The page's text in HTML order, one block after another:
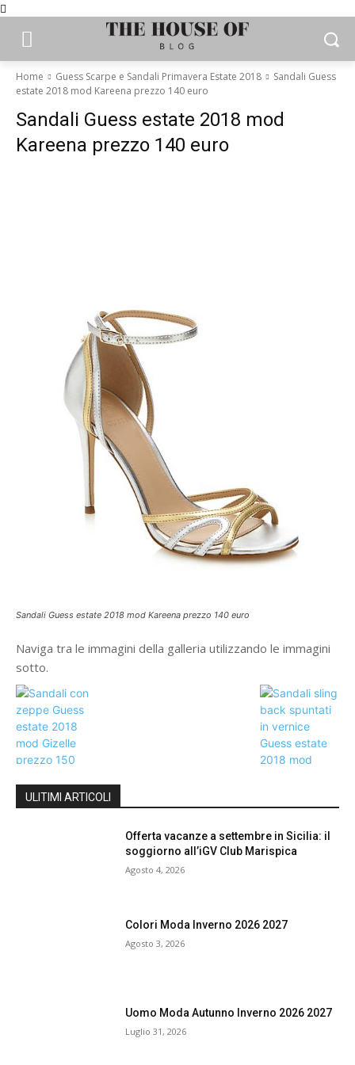
Home Guess Scarpe e Sandali Primavera Estate 2018
Sandali Guess
estate 2018 mod Kareena prezzo 140 euro
Sandali Guess estate 2018 mod
Kareena prezzo 140 euro
Sandali Guess estate 2018 mod Kareena prezzo 140 euro
Naviga tra le immagini della galleria utilizzando le immagini
sotto.
ULITIMI ARTICOLI
Offerta vacanze a settembre in Sicilia: il
soggiorno all’iGV Club Marispica
Agosto 4, 2026
Colori Moda Inverno 2026 2027
Agosto 3, 2026
Uomo Moda Autunno Inverno 2026 2027
Luglio 31, 2026